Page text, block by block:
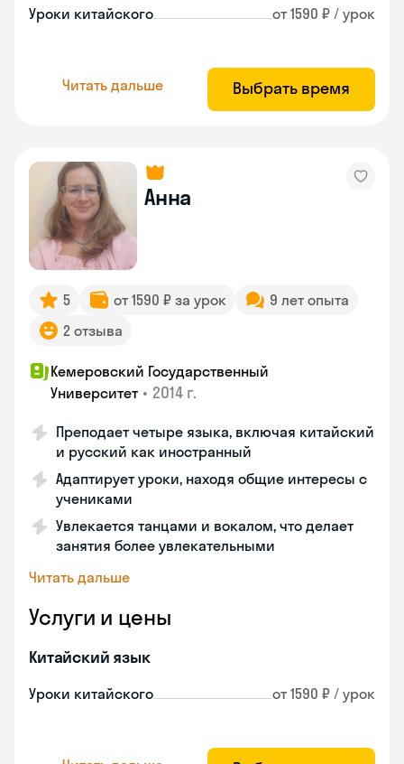
Уроки китайского от 1590 ₽ / урок
Читать дальше Выбрать время
Анна
5 от 1590 ₽ за урок
9 лет опыта
2 отзыва
Кемеровский Государственный
Университет • 2014 г.
Преподает четыре языка, включая китайский
и русский как иностранный
Адаптирует уроки, находя общие интересы с
учениками
Увлекается танцами и вокалом, что делает
занятия более увлекательными
Читать дальше
Услуги и цены
Китайский язык
Уроки китайского от 1590 ₽ / урок